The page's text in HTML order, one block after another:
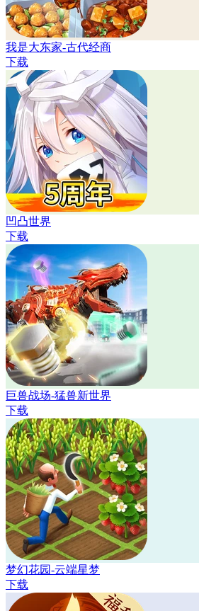
我是大东家-古代经商
下载
凹凸世界
下载
巨兽战场-猛兽新世界
下载
梦幻花园-云端星梦
下载